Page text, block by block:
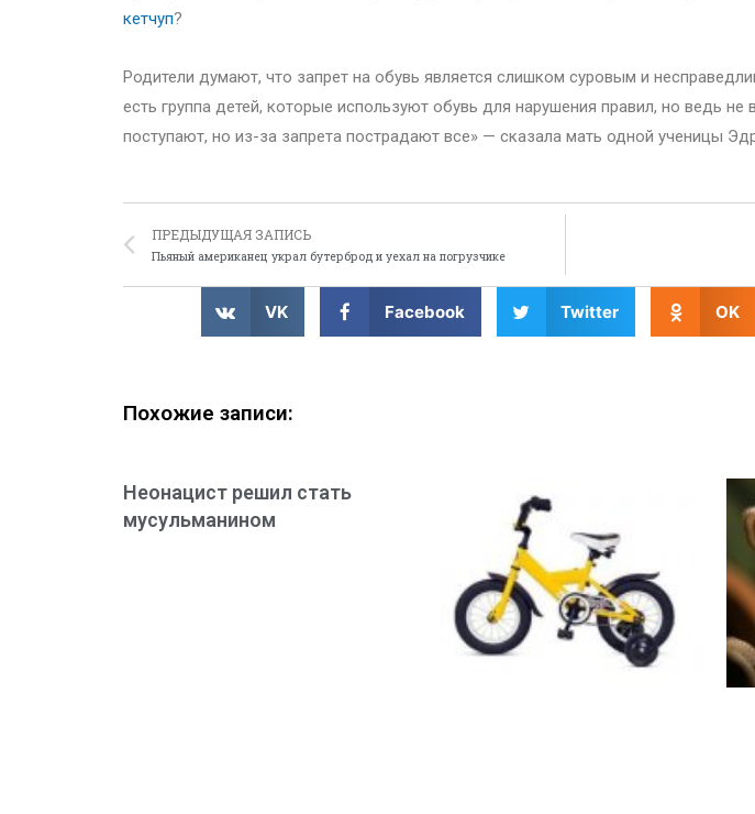
кетчуп?
Родители думают, что запрет на обувь является слишком суровым и
есть группа детей, которые используют обувь для нарушения правил, но ведь не
поступают, но из-за запрета пострадают все» — сказала мать одной ученицы
ПРЕДЫДУЩАЯ ЗАПИСЬ
Пьяный американец украл бутерброд и уехал на погрузчике
VK Facebook Twitter OK
Похожие записи:
Неонацист решил стать
мусульманином